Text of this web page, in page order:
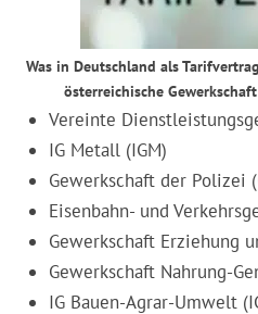
Was in Deutschland als
österreichische
Vereinte
IG Metall (IGM)
Gewerkschaft der Polizei
Eisenbahn- und
Gewerkschaft Erziehung
Gewerkschaft Nahrung-
IG Bauen-Agrar-Umwelt